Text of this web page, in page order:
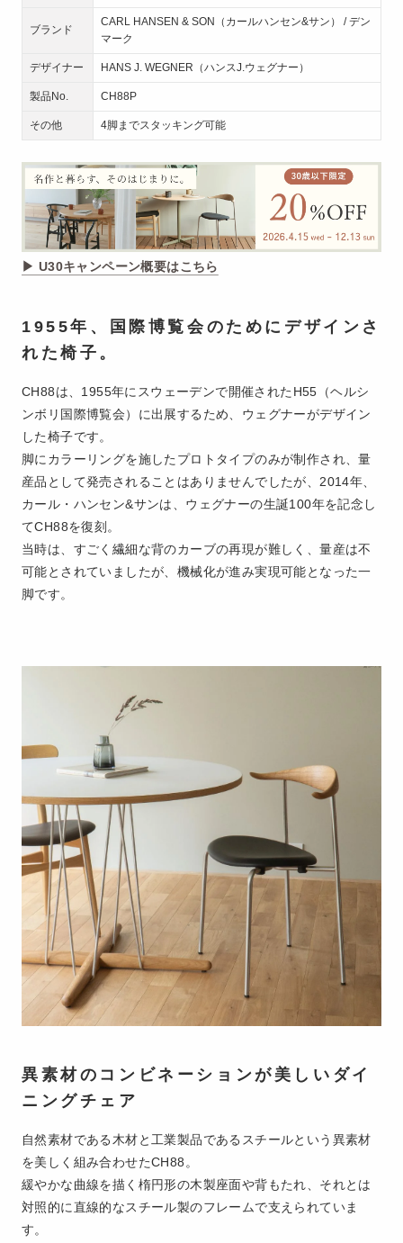
ブランド
CARL HANSEN & SON（カールハンセン&サン） / デン
マーク
デザイナー HANS J. WEGNER（ハンスJ.ウェグナー）
製品No. CH88P
その他 4脚までスタッキング可能
▶︎ U30キャンペーン概要はこちら
1955年、国際博覧会のためにデザインさ
れた椅子。
CH88は、1955年にスウェーデンで開催されたH55（ヘルシ
ンボリ国際博覧会）に出展するため、ウェグナーがデザイン
した椅子です。
脚にカラーリングを施したプロトタイプのみが制作され、量
産品として発売されることはありませんでしたが、2014年、
カール・ハンセン&サンは、ウェグナーの生誕100年を記念し
てCH88を復刻。
当時は、すごく繊細な背のカーブの再現が難しく、量産は不
可能とされていましたが、機械化が進み実現可能となった一
脚です。
異素材のコンビネーションが美しいダイ
ニングチェア
自然素材である木材と工業製品であるスチールという異素材
を美しく組み合わせたCH88。
緩やかな曲線を描く楕円形の木製座面や背もたれ、それとは
対照的に直線的なスチール製のフレームで支えられていま
す。